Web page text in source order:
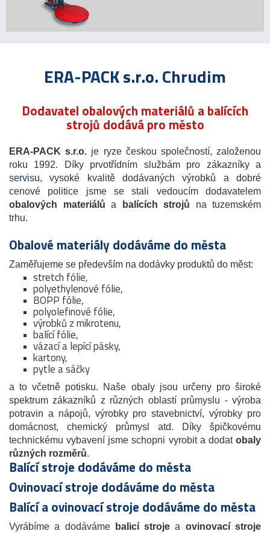
ERA-PACK s.r.o. Chrudim
Dodavatel obalových materiálů a balících
strojů dodává pro město
ERA-PACK s.r.o. je ryze českou společností, založenou
roku 1992. Díky prvotřídním službám pro zákazníky a
servisu, vysoké kvalitě dodávaných výrobků a dobré
cenové politice jsme se stali vedoucím dodavatelem
obalových materiálů a balících strojů na tuzemském
trhu.
Obalové materiály dodáváme do města
Zaměřujeme se především na dodávky produktů do měst:
stretch fólie,
polyethylenové fólie,
BOPP fólie,
polyolefinové fólie,
výrobků z mikrotenu,
balící fólie,
vázací a lepící pásky,
kartony,
pytle a sáčky
a to včetně potisku. Naše obaly jsou určeny pro široké
spektrum zákazníků z různých oblastí průmyslu - výroba
potravin a nápojů, výrobky pro stavebnictví, výrobky pro
domácnost, chemický průmysl atd. Díky špičkovému
technickému vybavení jsme schopni vyrobit a dodat obaly
různých rozměrů.
Balící stroje dodáváme do města
Ovinovací stroje dodáváme do města
Balící a ovinovací stroje dodáváme do města
Vyrábíme a dodáváme balicí strojea ovinovací stroje